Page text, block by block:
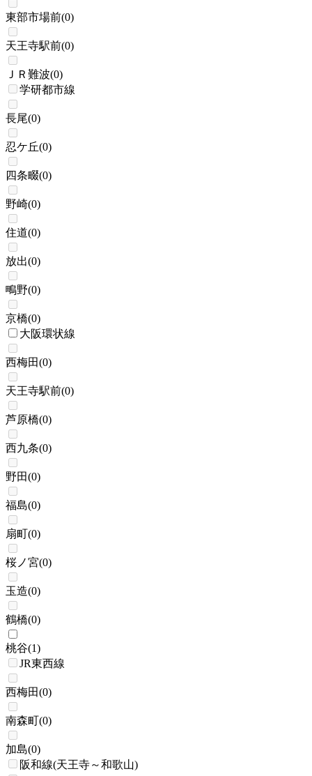
東部市場前(0)
天王寺駅前(0)
ＪＲ難波(0)
学研都市線
長尾(0)
忍ケ丘(0)
四条畷(0)
野崎(0)
住道(0)
放出(0)
鴫野(0)
京橋(0)
大阪環状線
西梅田(0)
天王寺駅前(0)
芦原橋(0)
西九条(0)
野田(0)
福島(0)
扇町(0)
桜ノ宮(0)
玉造(0)
鶴橋(0)
桃谷(1)
JR東西線
西梅田(0)
南森町(0)
加島(0)
阪和線(天王寺～和歌山)